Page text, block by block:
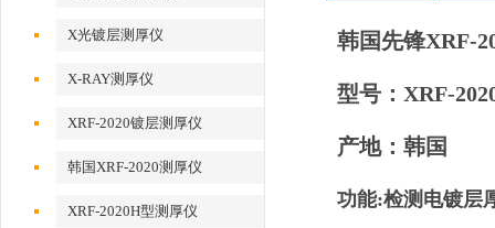
X光镀层测厚仪
X-RAY测厚仪
XRF-2020镀层测厚仪
韩国XRF-2020测厚仪
XRF-2020H型测厚仪
韩国先锋XRF-
型号：XRF-
产地：韩国
功能:检测电镀层